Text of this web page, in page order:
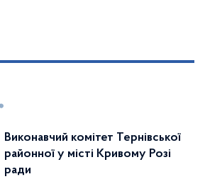
Виконавчий комітет Тернівської
районної у місті Кривому Розі
ради